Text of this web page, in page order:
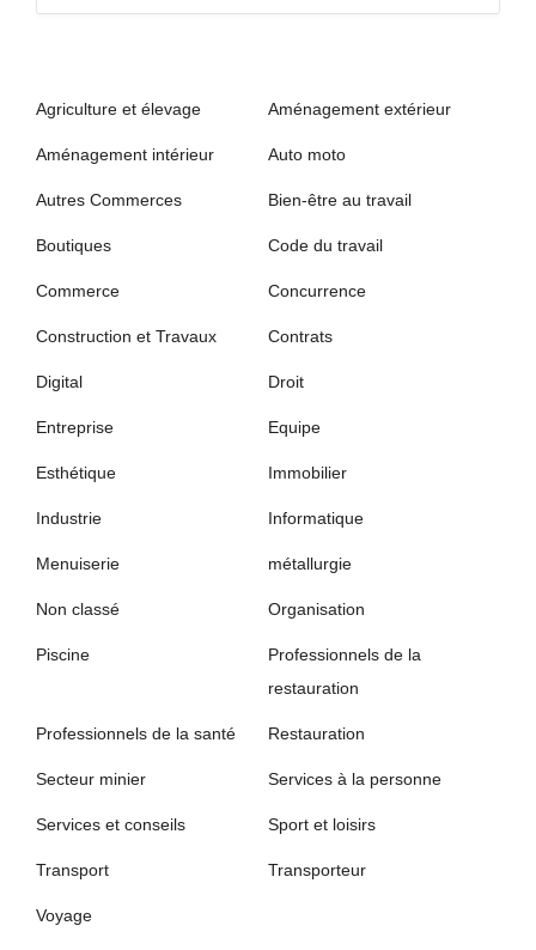
Agriculture et élevage Aménagement extérieur
Aménagement intérieur Auto moto
Autres Commerces Bien-être au travail
Boutiques Code du travail
Commerce Concurrence
Construction et Travaux Contrats
Digital Droit
Entreprise Equipe
Esthétique Immobilier
Industrie Informatique
Menuiserie métallurgie
Non classé Organisation
Piscine
Professionnels de la
restauration
Professionnels de la santé Restauration
Secteur minier Services à la personne
Services et conseils Sport et loisirs
Transport Transporteur
Voyage